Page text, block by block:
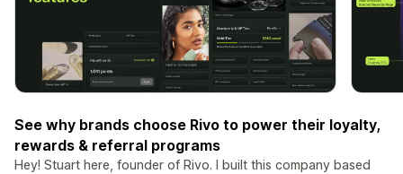
See why brands choose Rivo to power their loyalty,
rewards & referral programs
Hey! Stuart here, founder of Rivo. I built this company based